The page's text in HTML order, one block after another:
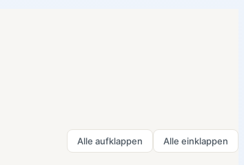
Alle aufklappen Alle einklappen